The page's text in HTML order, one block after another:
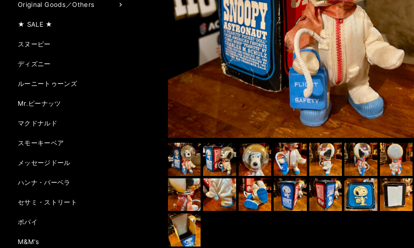
Original Goods／Others
★ SALE ★
スヌーピー
ディズニー
ルーニートゥーンズ
Mr.ピーナッツ
マクドナルド
スモーキーベア
メッセージドール
ハンナ・バーベラ
セサミ・ストリート
ポパイ
M&M's